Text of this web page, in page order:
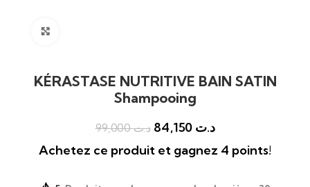
KÉRASTASE NUTRITIVE BAIN SATIN
Shampooing
د.ت99,000 د.ت 84,150
Achetez ce produit et gagnez 4 points!